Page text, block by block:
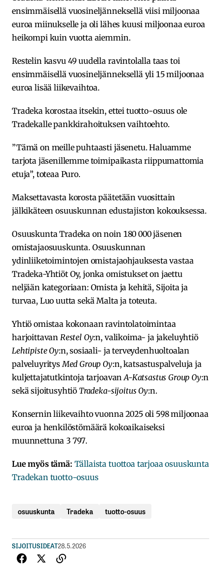
ensimmäisellä vuosineljänneksellä viisi miljoonaa
euroa miinukselle ja oli lähes kuusi miljoonaa euroa
heikompi kuin vuotta aiemmin.
Restelin kasvu 49 uudella ravintolalla taas toi
ensimmäisellä vuosineljänneksellä yli 15 miljoonaa
euroa lisää liikevaihtoa.
Tradeka korostaa itsekin, ettei tuotto-osuus ole
Tradekalle pankkirahoituksen vaihtoehto.
”Tämä on meille puhtaasti jäsenetu. Haluamme
tarjota jäsenillemme toimipaikasta riippumattomia
etuja”, toteaa Puro.
Maksettavasta korosta päätetään vuosittain
jälkikäteen osuuskunnan edustajiston kokouksessa.
Osuuskunta Tradeka on noin 180 000 jäsenen
omistajaosuuskunta. Osuuskunnan
ydinliiketoimintojen omistajaohjauksesta vastaa
Tradeka-Yhtiöt Oy, jonka omistukset on jaettu
neljään kategoriaan: Omista ja kehitä, Sijoita ja
turvaa, Luo uutta sekä Malta ja toteuta.
Yhtiö omistaa kokonaan ravintolatoimintaa
harjoittavan Restel Oy:n, valikoima- ja jakeluyhtiö
Lehtipiste Oy:n, sosiaali- ja terveydenhuoltoalan
palveluyritys Med Group Oy:n, katsastuspalveluja ja
kuljettajatutkintoja tarjoavanA-Katsastus Group Oy:n
sekä sijoitusyhtiö Tradeka-sijoitus Oy:n.
Konsernin liikevaihto vuonna 2025 oli 598 miljoonaa
euroa ja henkilöstömäärä kokoaikaiseksi
muunnettuna 3 797.
Lue myös tämä: Tällaista tuottoa tarjoaa osuuskunta
Tradekan tuotto-osuus
osuuskunta Tradeka tuotto-osuus
SIJOITUSIDEAT28.5.2026